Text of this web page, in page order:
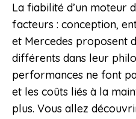
La fiabilité d’un moteur
facteurs : conception,
et Mercedes proposent
différents dans leur
performances ne font
et les coûts liés à la
plus. Vous allez